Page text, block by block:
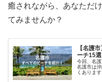
癒されながら、あなただ
てみませんか？
【名護
ーチ15
今回、名
名護市は
くありま